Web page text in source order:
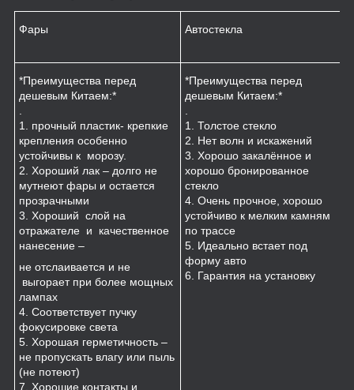
Фары Автостекла
*Преимущества перед
дешевым Китаем:*
.
1. прочный пластик- крепкие
крепления особенно
устойчивы к морозу.
2. Хороший лак – долго не
мутнеют фары и остается
прозрачными
3. Хороший слой на
отражателе и качественное
нанесение –
не отслаивается и не
выгорает при более мощных
лампах
4. Соответствует пучку
фокусировке света
5. Хорошая герметичность –
не пропускать влагу или пыль
(не потеют)
7. Хорошие контакты и
*Преимущества перед
дешевым Китаем:*
.
1. Толстое стекло
2. Нет волн и искажений
3. Хорошо закалённое и
хорошо бронированное
стекло
4. Очень прочное, хорошо
устойчиво к мелким камням
по трассе
5. Идеально встает под
форму авто
6. Гарантия на установку